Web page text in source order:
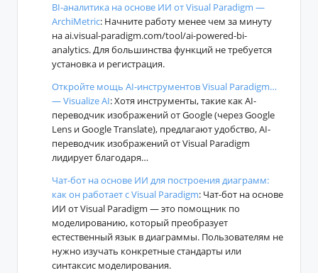
BI-аналитика на основе ИИ от Visual Paradigm —
ArchiMetric: Начните работу менее чем за минуту
на ai.visual-paradigm.com/tool/ai-powered-bi-
analytics. Для большинства функций не требуется
установка и регистрация.
Откройте мощь AI-инструментов Visual Paradigm…
— Visualize AI: Хотя инструменты, такие как AI-
переводчик изображений от Google (через Google
Lens и Google Translate), предлагают удобство, AI-
переводчик изображений от Visual Paradigm
лидирует благодаря…
Чат-бот на основе ИИ для построения диаграмм:
как он работает с Visual Paradigm: Чат-бот на основе
ИИ от Visual Paradigm — это помощник по
моделированию, который преобразует
естественный язык в диаграммы. Пользователям не
нужно изучать конкретные стандарты или
синтаксис моделирования.